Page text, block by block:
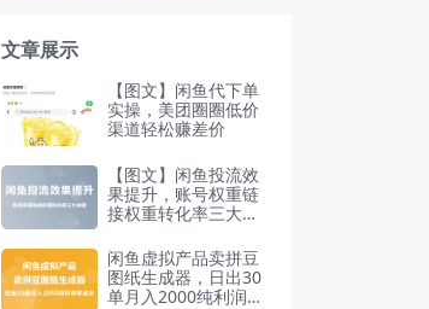
文章展示
【图文】闲鱼代下单
实操，美团圈圈低价
渠道轻松赚差价
【图文】闲鱼投流效
果提升，账号权重链
接权重转化率三大关
闲鱼虚拟产品卖拼豆
图纸生成器，日出30
单月入2000纯利润零